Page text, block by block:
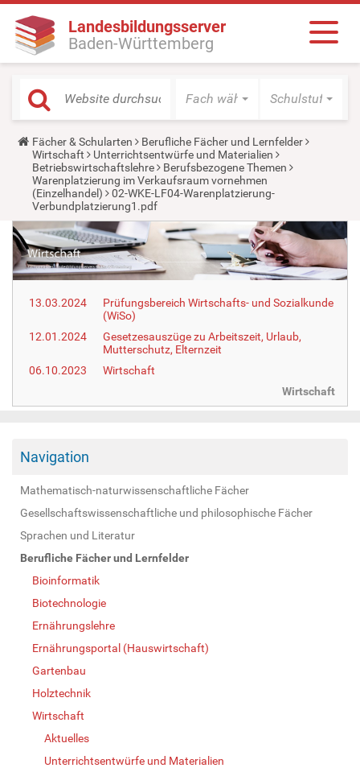
Landesbildungsserver
Baden-Württemberg
Fach wählen Schulstufe
Y
o
u
a
r
e
h
e
r
e
:
Fächer & Schularten
Berufliche Fächer und Lernfelder
Wirtschaft
Unterrichtsentwürfe und Materialien
Betriebswirtschaftslehre
Berufsbezogene Themen
Warenplatzierung im Verkaufsraum vornehmen
(Einzelhandel)
02-WKE-LF04-Warenplatzierung-
Verbundplatzierung1.pdf
13.03.2024
Prüfungsbereich Wirtschafts- und Sozialkunde
(WiSo)
12.01.2024
Gesetzesauszüge zu Arbeitszeit, Urlaub,
Mutterschutz, Elternzeit
06.10.2023
Wirtschaft
Wirtschaft
Navigation
Mathematisch-naturwissenschaftliche Fächer
Gesellschaftswissenschaftliche und philosophische Fächer
Sprachen und Literatur
Berufliche Fächer und Lernfelder
Bioinformatik
Biotechnologie
Ernährungslehre
Ernährungsportal (Hauswirtschaft)
Gartenbau
Holztechnik
Wirtschaft
Aktuelles
Unterrichtsentwürfe und Materialien